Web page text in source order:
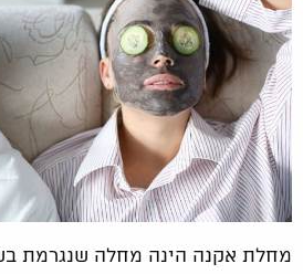
מחלת אקנה הינה מחלה שנגרמת